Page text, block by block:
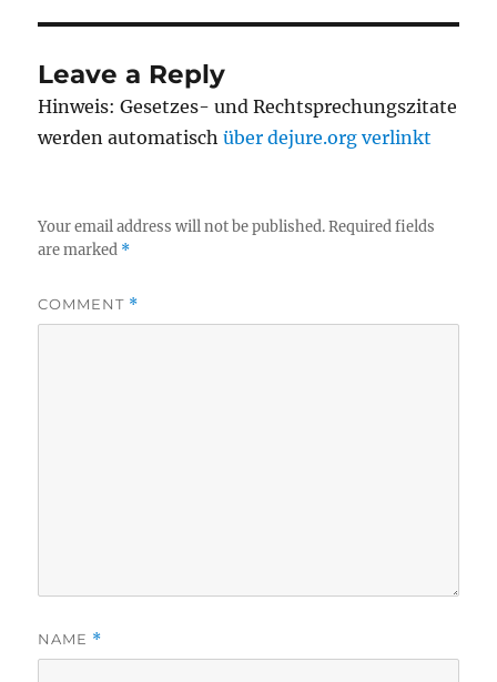
Leave a Reply
Hinweis: Gesetzes- und Rechtsprechungszitate
werden automatischüber dejure.org verlinkt
Your email address will not be published. Required fields
are marked *
COMMENT *
NAME *